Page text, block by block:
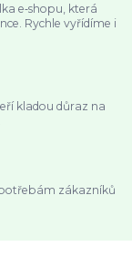
e‑shopu, která
Rychle vyřídíme i
kladou důraz na
zákazníků